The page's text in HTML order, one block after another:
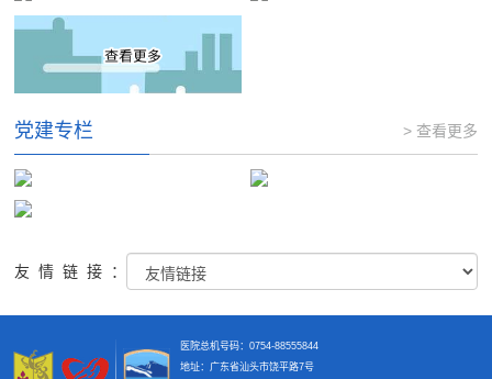
党建专栏 > 查看更多
友情链接：
医院总机号码：0754-88555844
地址：广东省汕头市饶平路7号